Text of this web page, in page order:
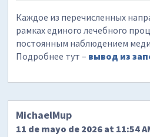
Каждое из перечисленных
рамках единого лечебного
постоянным наблюдением
Подробнее тут – вывод из
MichaelMup
11 de mayo de 2026 at 11:54